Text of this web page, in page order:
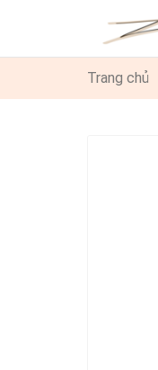
Trang chủ